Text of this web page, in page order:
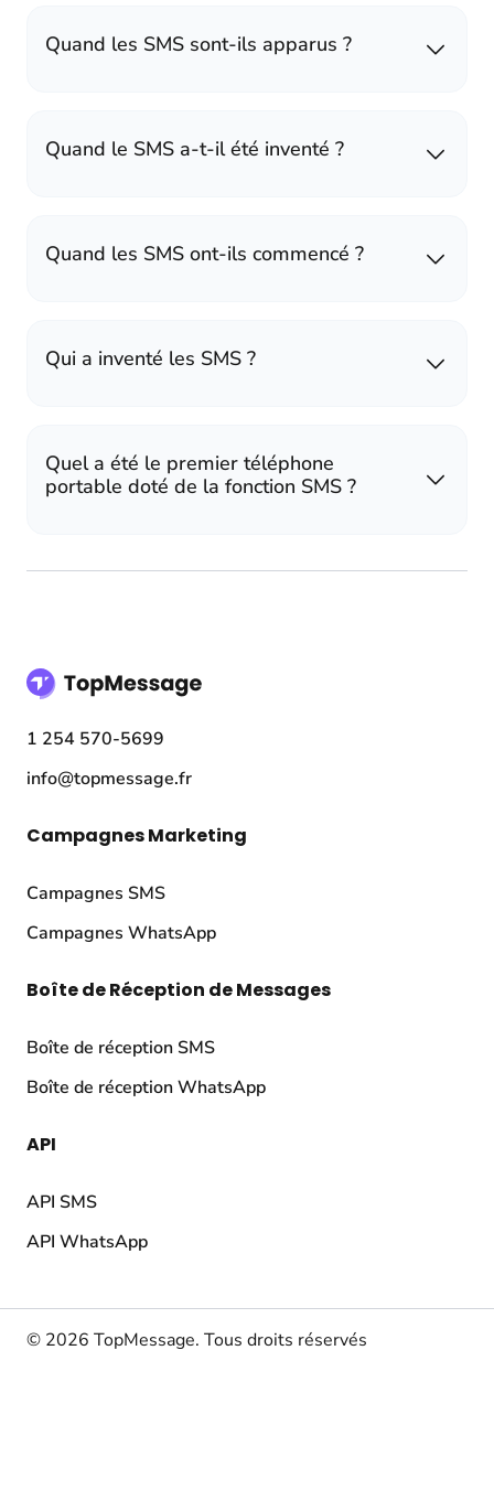
Quand les SMS sont-ils apparus ?
Quand le SMS a-t-il été inventé ?
Quand les SMS ont-ils commencé ?
Qui a inventé les SMS ?
Quel a été le premier téléphone
portable doté de la fonction SMS ?
1 254 570-5699
info@topmessage.fr
Campagnes Marketing
Campagnes SMS
Campagnes WhatsApp
Boîte de Réception de Messages
Boîte de réception SMS
Boîte de réception WhatsApp
API
API SMS
API WhatsApp
© 2026 TopMessage. Tous droits réservés